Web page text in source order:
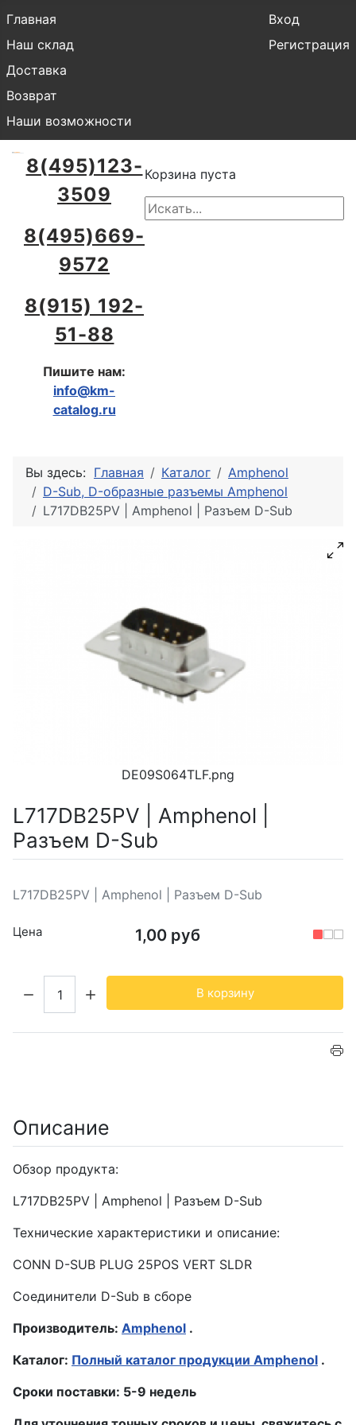
Главная
Наш склад
Доставка
Возврат
Наши возможности
Вход
Регистрация
8(495)123-
3509
8(495)669-
9572
8(915) 192-
51-88
Пишите нам:
info@km-
catalog.ru
Корзина пуста
Вы здесь: Главная Каталог
Amphenol
D-Sub, D-образные разъемы Amphenol
L717DB25PV | Amphenol | Разъем D-Sub
DE09S064TLF.png
L717DB25PV | Amphenol |
Разъем D-Sub
L717DB25PV | Amphenol | Разъем D-Sub
Цена 1,00 руб
В корзину
Описание
Обзор продукта:
L717DB25PV | Amphenol | Разъем D-Sub
Технические характеристики и описание:
CONN D-SUB PLUG 25POS VERT SLDR
Соединители D-Sub в сборе
Производитель: Amphenol .
Каталог: Полный каталог продукции Amphenol .
Сроки поставки: 5-9 недель